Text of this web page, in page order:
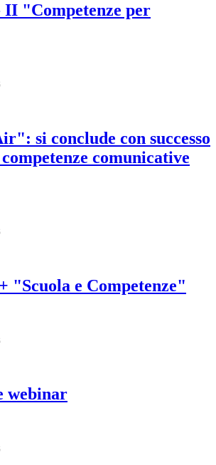
II "Competenze per
si conclude con successo
comunicative
"Scuola e Competenze"
webinar